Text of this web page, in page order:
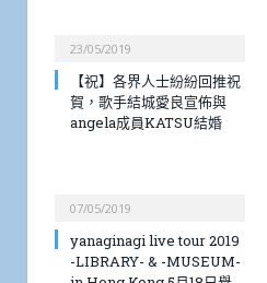
23/05/2019
【祝】各界人士紛紛回推祝
賀，歌手結城愛良宣佈與
angela成員KATSU結婚
07/05/2019
yanaginagi live tour 2019
-LIBRARY- & -MUSEUM-